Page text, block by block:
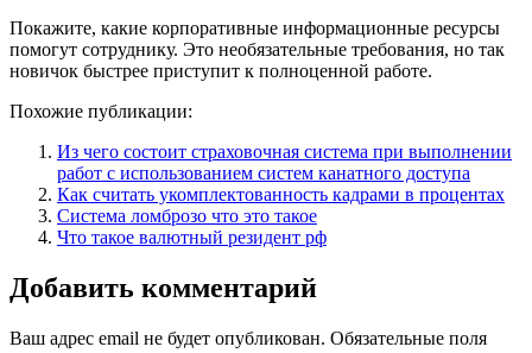
Покажите, какие корпоративные информационные ресурсы
помогут сотруднику. Это необязательные требования, но так
новичок быстрее приступит к полноценной работе.
Похожие публикации:
Из чего состоит страховочная система при выполнении
работ с использованием систем канатного доступа
Как считать укомплектованность кадрами в процентах
Система ломброзо что это такое
Что такое валютный резидент рф
Добавить комментарий
Ваш адрес email не будет опубликован. Обязательные поля